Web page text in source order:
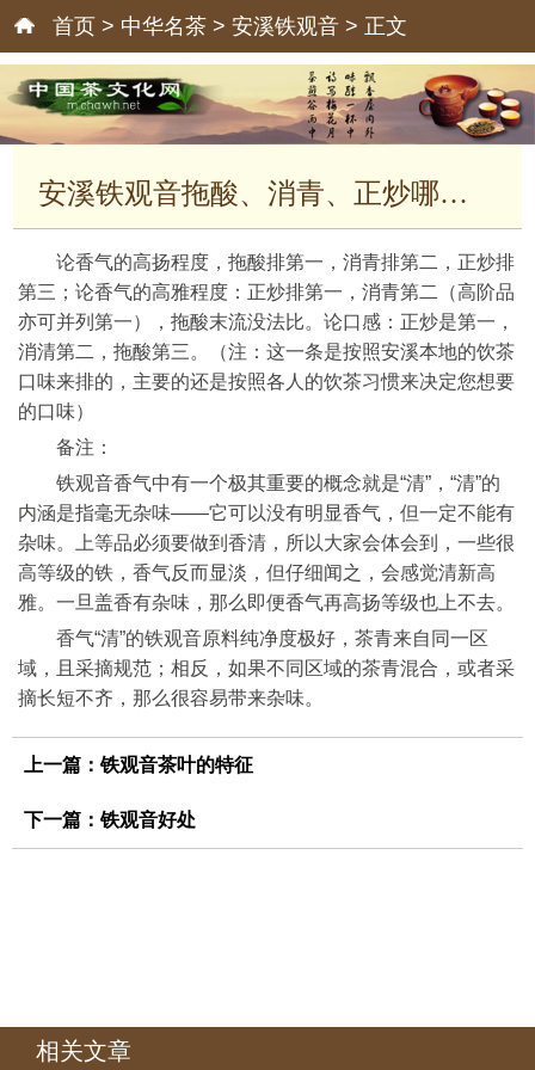
首页 > 中华名茶 > 安溪铁观音 > 正文
安溪铁观音拖酸、消青、正炒哪种好
论香气的高扬程度，拖酸排第一，消青排第二，正炒排
第三；论香气的高雅程度：正炒排第一，消青第二（高阶品
亦可并列第一），拖酸末流没法比。论口感：正炒是第一，
消清第二，拖酸第三。（注：这一条是按照安溪本地的饮茶
口味来排的，主要的还是按照各人的饮茶习惯来决定您想要
的口味）
备注：
铁观音香气中有一个极其重要的概念就是“清”，“清”的
内涵是指毫无杂味——它可以没有明显香气，但一定不能有
杂味。上等品必须要做到香清，所以大家会体会到，一些很
高等级的铁，香气反而显淡，但仔细闻之，会感觉清新高
雅。一旦盖香有杂味，那么即便香气再高扬等级也上不去。
香气“清”的铁观音原料纯净度极好，茶青来自同一区
域，且采摘规范；相反，如果不同区域的茶青混合，或者采
摘长短不齐，那么很容易带来杂味。
上一篇： 铁观音茶叶的特征
下一篇： 铁观音好处
相关文章